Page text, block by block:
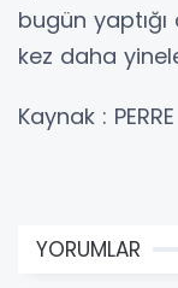
bugün
kez daha
Kaynak : PERRE
YORUMLAR